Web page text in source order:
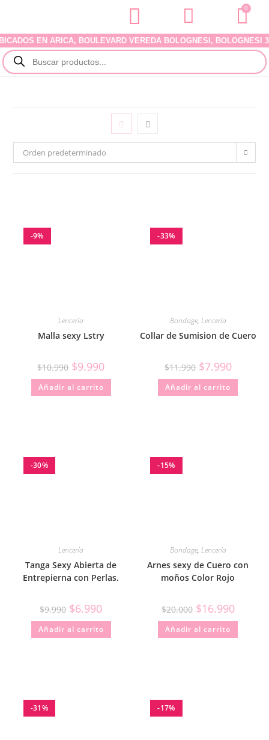
0
EN ARICA, BOULEVARD VEREDA BOLOGNESI, BOLOGNESI
Orden predeterminado
-9%
Lencería
Malla sexy Lstry
$10.990 $9.990
Añadir al carrito
-33%
Bondage, Lencería
Collar de Sumision de Cuero
$11.990 $7.990
Añadir al carrito
-30%
Lencería
Tanga Sexy Abierta de
Entrepierna con Perlas.
$9.990 $6.990
Añadir al carrito
-15%
Bondage, Lencería
Arnes sexy de Cuero con
moños Color Rojo
$20.000 $16.990
Añadir al carrito
-31% -17%